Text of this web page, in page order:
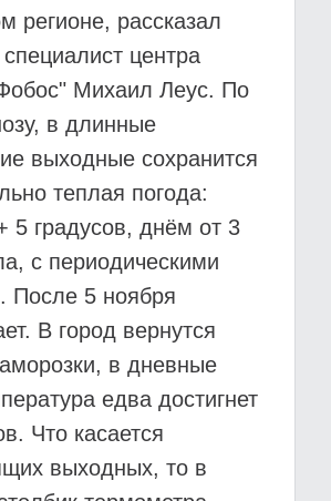
регионе, рассказал
центра
Михаил Леус. По
в длинные
выходные сохранится
теплая погода:
5 градусов, днём от 3
с периодическими
После 5 ноября
В город вернутся
в дневные
едва достигнет
Что касается
выходных, то в